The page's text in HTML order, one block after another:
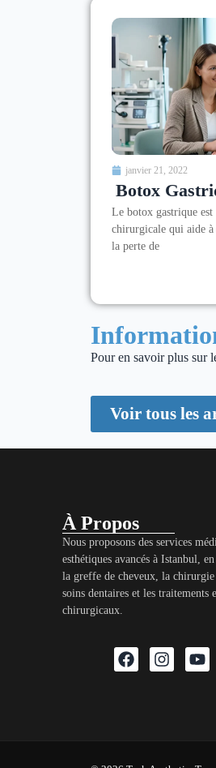
janvier 21, 2022
Botox
Le botox gastrique
chirurgicale qui aide
la perte de
Pour en savoir plus sur
Voir tous les
À Propos
Nous proposons des services
esthétiques avancés à Istanbul,
la greffe de cheveux, la chirurgie
soins dentaires et les traitements
chirurgicaux.